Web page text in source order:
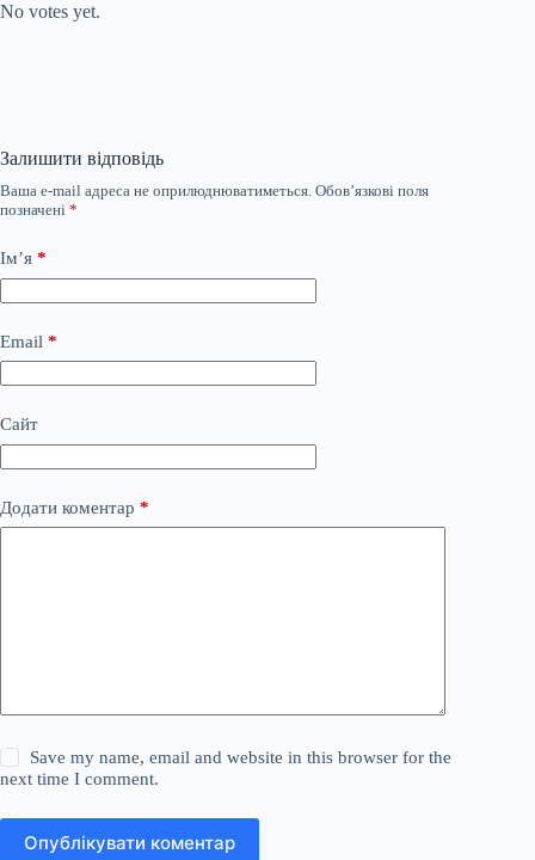
No votes yet.
Залишити відповідь
Ваша e-mail адреса не оприлюднюватиметься. Обов’язкові поля
позначені *
Ім’я *
Email *
Сайт
Додати коментар *
Save my name, email and website in this browser for the
next time I comment.
Опублікувати коментар